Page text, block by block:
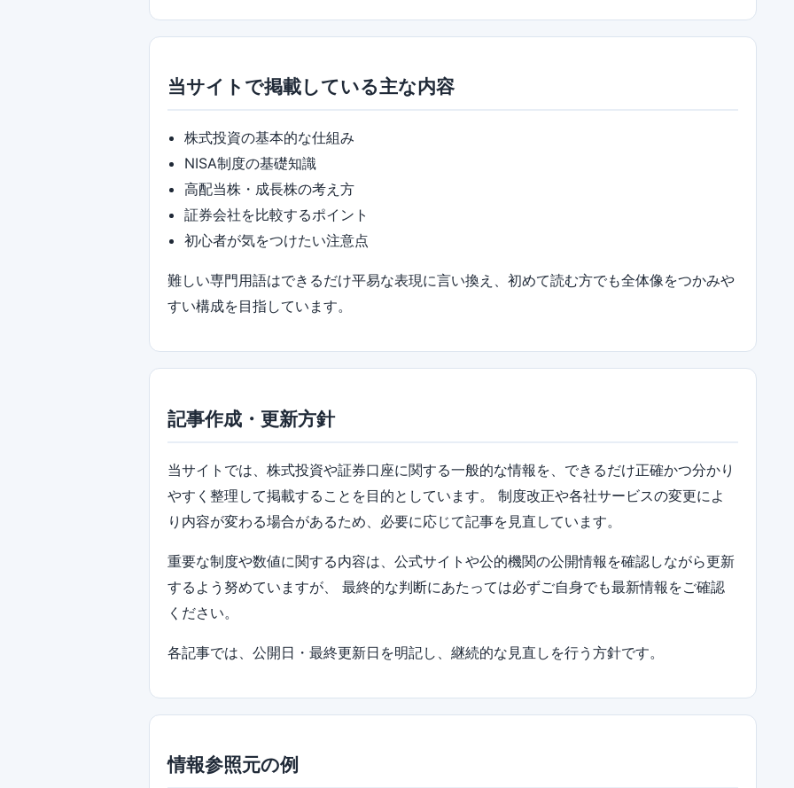
当サイトで掲載している主な内容
株式投資の基本的な仕組み
NISA制度の基礎知識
高配当株・成長株の考え方
証券会社を比較するポイント
初心者が気をつけたい注意点
難しい専門用語はできるだけ平易な表現に言い換え、初めて読む方でも全体像をつかみや
すい構成を目指しています。
記事作成・更新方針
当サイトでは、株式投資や証券口座に関する一般的な情報を、できるだけ正確かつ分かり
やすく整理して掲載することを目的としています。 制度改正や各社サービスの変更によ
り内容が変わる場合があるため、必要に応じて記事を見直しています。
重要な制度や数値に関する内容は、公式サイトや公的機関の公開情報を確認しながら更新
するよう努めていますが、 最終的な判断にあたっては必ずご自身でも最新情報をご確認
ください。
各記事では、公開日・最終更新日を明記し、継続的な見直しを行う方針です。
情報参照元の例